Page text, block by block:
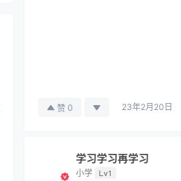
赞 0 23年2月20日
学习学习再学习
小学 Lv1